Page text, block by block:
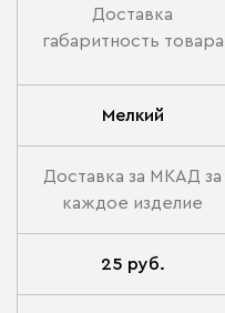
Доставка
габаритность товара
Мелкий
Доставка за МКАД за
каждое изделие
25 руб.